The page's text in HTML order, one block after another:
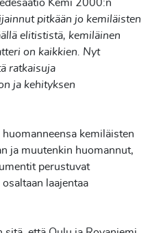
Kemi 2000:n
pitkään jo kemiläisten
elitististä, kemiläinen
on kaikkien. Nyt
ratkaisuja
ja kehityksen
kemiläisten
ja muutenkin huomannut,
perustuvat
laajentaa